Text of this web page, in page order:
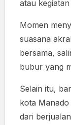
atau
Momen
suasana
bersama,
bubur yang
Selain itu,
kota
dari